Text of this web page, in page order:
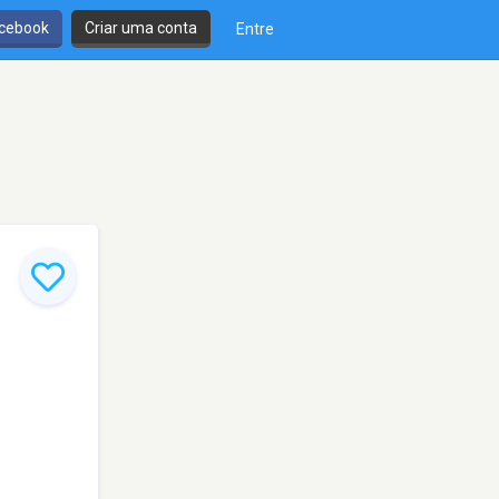
Criar uma conta Entre